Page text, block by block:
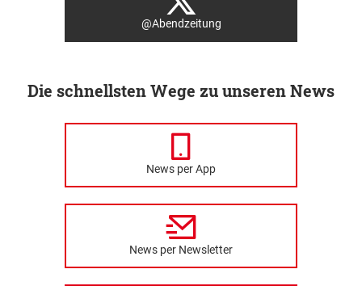
@Abendzeitung
Die schnellsten Wege zu unseren News
News per App
News per Newsletter